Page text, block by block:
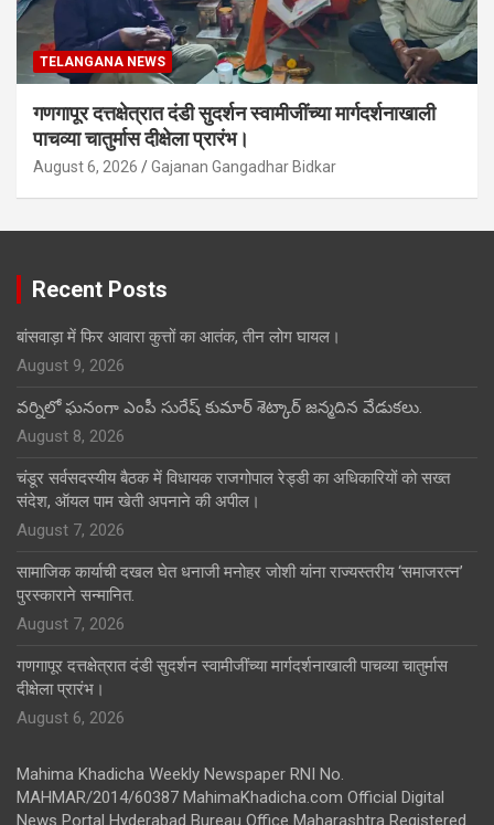
TELANGANA NEWS
गणगापूर दत्तक्षेत्रात दंडी सुदर्शन स्वामीजींच्या मार्गदर्शनाखाली
पाचव्या चातुर्मास दीक्षेला प्रारंभ।
August 6, 2026 Gajanan Gangadhar Bidkar
Recent Posts
बांसवाड़ा में फिर आवारा कुत्तों का आतंक, तीन लोग घायल।
August 9, 2026
వర్నిలో ఘనంగా ఎంపీ సురేష్ కుమార్ శెట్కార్ జన్మదిన వేడుకలు.
August 8, 2026
चंडूर सर्वसदस्यीय बैठक में विधायक राजगोपाल रेड्डी का अधिकारियों को सख्त
संदेश, ऑयल पाम खेती अपनाने की अपील।
August 7, 2026
सामाजिक कार्याची दखल घेत धनाजी मनोहर जोशी यांना राज्यस्तरीय ‘समाजरत्न’
पुरस्काराने सन्मानित.
August 7, 2026
गणगापूर दत्तक्षेत्रात दंडी सुदर्शन स्वामीजींच्या मार्गदर्शनाखाली पाचव्या चातुर्मास
दीक्षेला प्रारंभ।
August 6, 2026
Mahima Khadicha Weekly Newspaper RNI No.
MAHMAR/2014/60387 MahimaKhadicha.com Official Digital
News Portal Hyderabad Bureau Office Maharashtra Registered